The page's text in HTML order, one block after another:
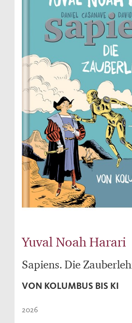
Yuval Noah Harari
Sapiens. Die
VON KOLUMBUS BIS KI
2026